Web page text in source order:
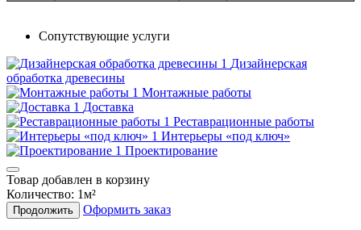
Сопутствующие услуги
Дизайнерская
обработка древесины
Монтажные работы
Доставка
Реставрационные работы
Интерьеры «под ключ»
Проектирование
Товар добавлен в корзину
Количество: 1м²
Продолжить Оформить заказ